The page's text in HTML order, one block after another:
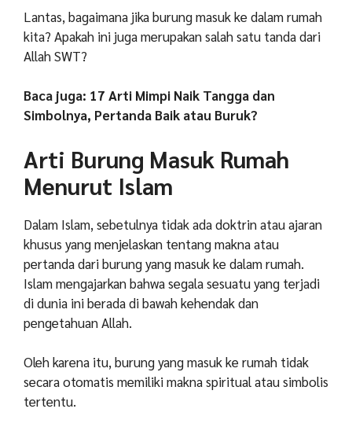
Lantas, bagaimana jika burung masuk ke dalam rumah
kita? Apakah ini juga merupakan salah satu tanda dari
Allah SWT?
Baca juga: 17 Arti Mimpi Naik Tangga dan
Simbolnya, Pertanda Baik atau Buruk?
Arti Burung Masuk Rumah
Menurut Islam
Dalam Islam, sebetulnya tidak ada doktrin atau ajaran
khusus yang menjelaskan tentang makna atau
pertanda dari burung yang masuk ke dalam rumah.
Islam mengajarkan bahwa segala sesuatu yang terjadi
di dunia ini berada di bawah kehendak dan
pengetahuan Allah.
Oleh karena itu, burung yang masuk ke rumah tidak
secara otomatis memiliki makna spiritual atau simbolis
tertentu.